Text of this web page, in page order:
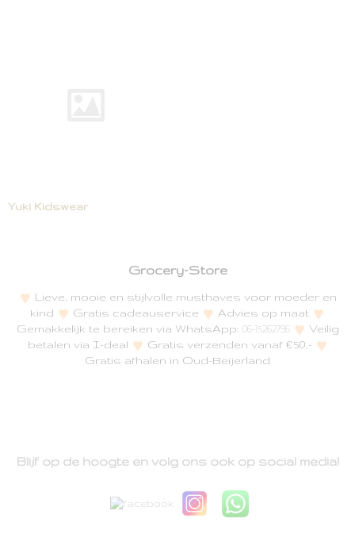
Yuki Kidswear
Grocery-Store
Lieve, mooie en stijlvolle musthaves voor moeder en
kind
Gratis cadeauservice
Advies op maat
Gemakkelijk te bereiken via WhatsApp: 06-15262796
Veilig
betalen via I-deal
Gratis verzenden vanaf €50,-
Gratis afhalen in Oud-Beijerland
Blijf op de hoogte en volg ons ook op social media!